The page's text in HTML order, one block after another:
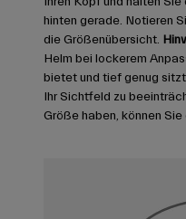
hinten gerade. Notieren
die Größenübersicht.
Helm bei lockerem
bietet und tief genug
Ihr Sichtfeld zu
Größe haben, können